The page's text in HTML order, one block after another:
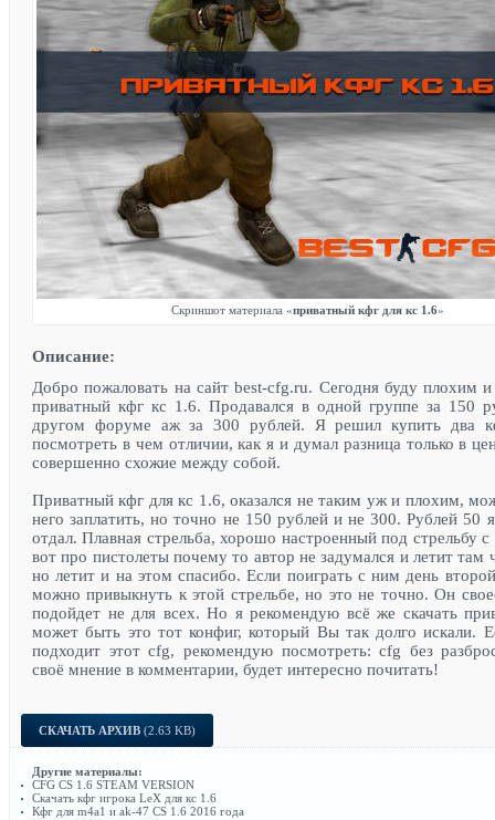
Скриншот материала «приватный кфг для кс 1.6»
Описание:
Добро пожаловать на сайт best-cfg.ru. Сегодня буду плохим
приватный кфг кс 1.6. Продавался в одной группе за 150
другом форуме аж за 300 рублей. Я решил купить два
посмотреть в чем отличии, как я и думал разница только в
совершенно схожие между собой.
Приватный кфг для кс 1.6, оказался не таким уж и плохим,
него заплатить, но точно не 150 рублей и не 300. Рублей 50
отдал. Плавная стрельба, хорошо настроенный под стрельбу с
вот про пистолеты почему то автор не задумался и летит там
но летит и на этом спасибо. Если поиграть с ним день
можно привыкнуть к этой стрельбе, но это не точно. Он
подойдет не для всех. Но я рекомендую всё же скачать
может быть это тот конфиг, который Вы так долго искали.
подходит этот cfg, рекомендую посмотреть:cfg без
своё мнение в комментарии, будет интересно почитать!
СКАЧАТЬ АРХИВ (2.63 KB)
Другие материалы:
CFG CS 1.6 STEAM VERSION
Скачать кфг игрока LeX для кс 1.6
Кфг для m4a1 и ak-47 CS 1.6 2016 года